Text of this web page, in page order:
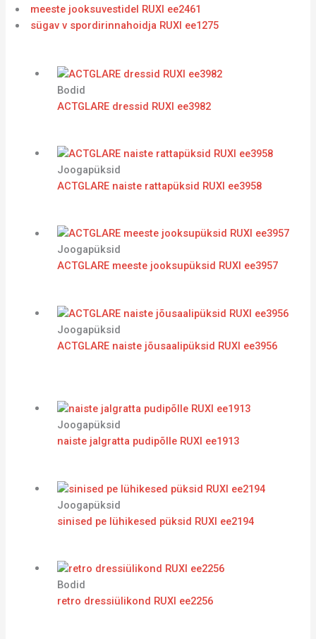
meeste jooksuvestidel RUXI ee2461
sügav v spordirinnahoidja RUXI ee1275
Bodid
ACTGLARE dressid RUXI ee3982
Joogapüksid
ACTGLARE naiste rattapüksid RUXI ee3958
Joogapüksid
ACTGLARE meeste jooksupüksid RUXI ee3957
Joogapüksid
ACTGLARE naiste jõusaalipüksid RUXI ee3956
Joogapüksid
naiste jalgratta pudipõlle RUXI ee1913
Joogapüksid
sinised pe lühikesed püksid RUXI ee2194
Bodid
retro dressiülikond RUXI ee2256